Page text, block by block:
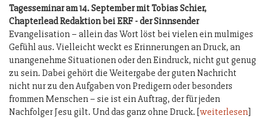
Tagesseminar am 14. September mit Tobias Schier,
Chapterlead Redaktion bei ERF - der Sinnsender
Evangelisation – allein das Wort löst bei vielen ein mulmiges
Gefühl aus. Vielleicht weckt es Erinnerungen an Druck, an
unangenehme Situationen oder den Eindruck, nicht gut genug
zu sein. Dabei gehört die Weitergabe der guten Nachricht
nicht nur zu den Aufgaben von Predigern oder besonders
frommen Menschen – sie ist ein Auftrag, der für jeden
Nachfolger Jesu gilt. Und das ganz ohne Druck. [weiterlesen]